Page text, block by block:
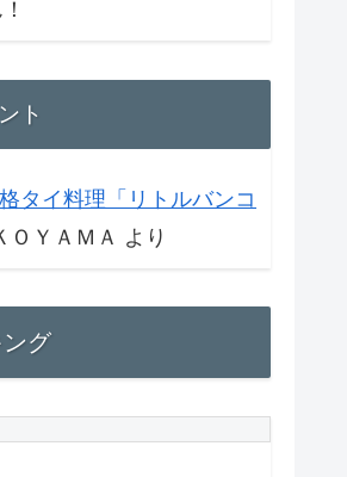
ト
タイ料理「リトルバンコ
ＯＹＡＭＡ より
グ